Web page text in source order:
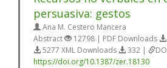
persuasiva: gestos
Ana M. Cestero Mancera
Abstract
12798 | PDF Downloads
5277 XML Downloads
332 |
https://doi.org/10.1387/zer.18130